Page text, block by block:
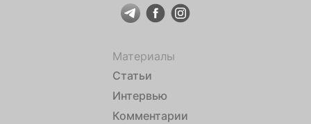
Материалы
Статьи
Интервью
Комментарии